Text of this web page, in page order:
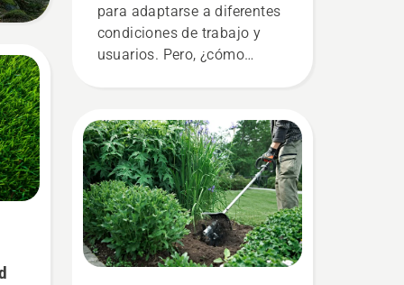
para adaptarse a diferentes
condiciones de trabajo y
usuarios. Pero, ¿cómo
necesidades? Aquí tienes
algunas preguntas
imprescindibles cuyas
respuestas te llevarán a la
decisión correcta.